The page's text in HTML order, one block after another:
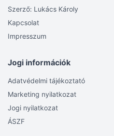
Szerző: Lukács Károly
Kapcsolat
Impresszum
Jogi információk
Adatvédelmi tájékoztató
Marketing nyilatkozat
Jogi nyilatkozat
ÁSZF